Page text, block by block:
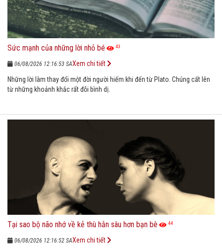
Sức mạnh của những lời nhỏ bé 43
06/08/2026 12:16:53 SA
Những lời làm thay đổi một đời người hiếm khi đến từ Plato. Chúng cất lên
từ những khoảnh khắc rất đỗi bình dị.
Xem chi tiết
Tại sao bộ não nhớ về kẻ thù hằn sâu hơn bạn bè 44
06/08/2026 12:16:52 SAXem chi tiết